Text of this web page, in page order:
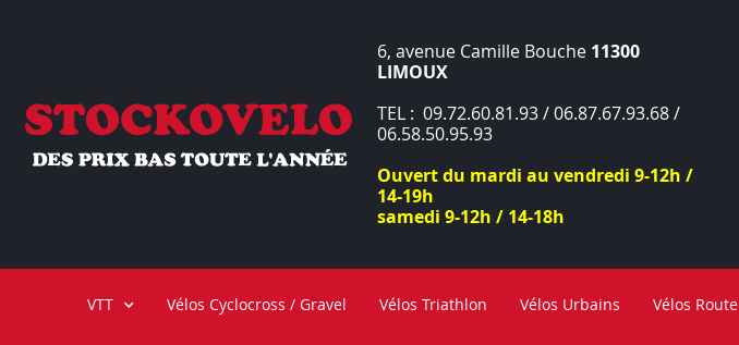
6, avenue Camille Bouche 11300
LIMOUX
TEL : 09.72.60.81.93 / 06.87.67.93.68 /
06.58.50.95.93
Ouvert du mardi au vendredi 9-12h /
14-19h
samedi 9-12h / 14-18h
VTT Vélos Cyclocross / Gravel Vélos Triathlon Vélos Urbains Vélos Route